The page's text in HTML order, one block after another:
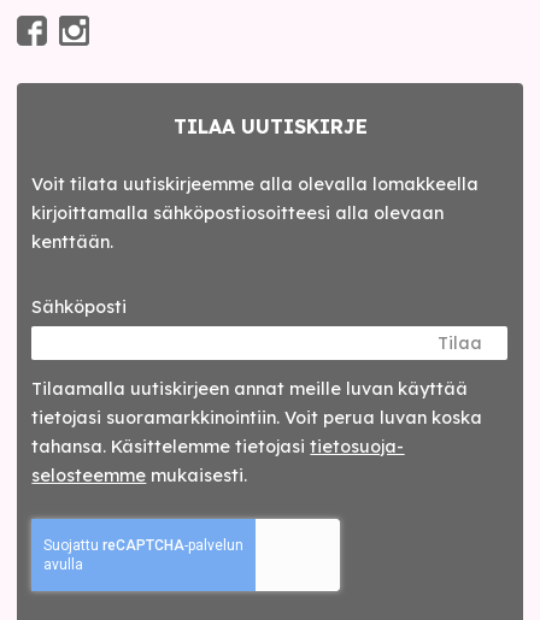
TILAA UUTISKIRJE
Voit tilata uutiskirjeemme alla olevalla lomakkeella
kirjoittamalla sähköpostiosoitteesi alla olevaan
kenttään.
Sähköposti
Tilaa
Tilaamalla uutis­kirjeen annat meille luvan käyttää
tietojasi suora­markkinointiin. Voit perua luvan koska
tahansa. Käsittelemme tietojasitieto­suoja­
selosteemme mukaisesti.